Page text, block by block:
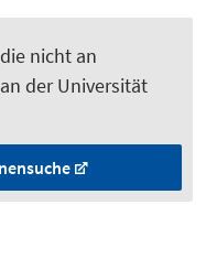
nicht an
der Universität